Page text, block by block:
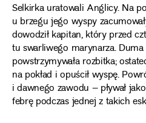
Selkirka uratowali Anglicy. Na
u brzegu jego wyspy
dowodził kapitan, który przed
tu swarliwego marynarza.
powstrzymywała rozbitka;
na pokład i opuścił wyspę.
i dawnego zawodu – pływał
febrę podczas jednej z takich